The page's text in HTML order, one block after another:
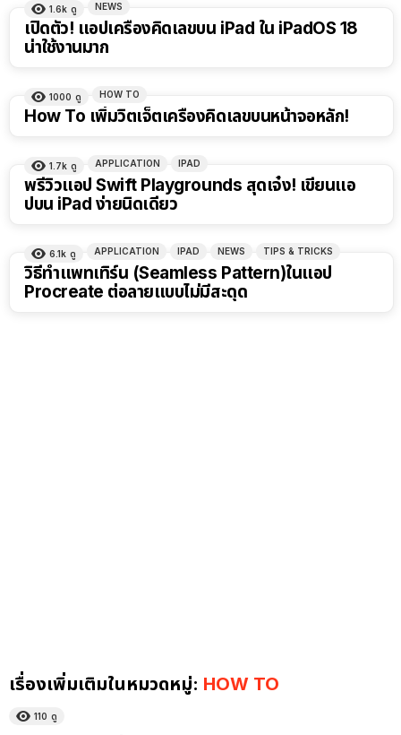
1.6k ดู NEWS
เปิดตัว! แอปเครื่องคิดเลขบน iPad ใน iPadOS 18
น่าใช้งานมาก
1000 ดู HOW TO
How To เพิ่มวิตเจ็ตเครื่องคิดเลขบนหน้าจอหลัก!
1.7k ดู APPLICATION IPAD
พรีวิวแอป Swift Playgrounds สุดเจ๋ง! เขียนแอ
ปบน iPad ง่ายนิดเดียว
6.1k ดู APPLICATION IPAD NEWS TIPS & TRICKS
วิธีทำแพทเทิร์น (Seamless Pattern)ในแอป
Procreate ต่อลายแบบไม่มีสะดุด
เรื่องเพิ่มเติมในหมวดหมู่: HOW TO
110 ดู